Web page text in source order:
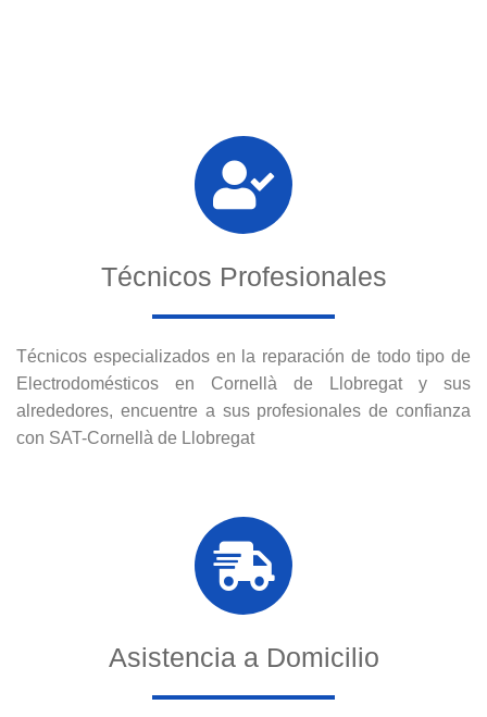
Técnicos Profesionales
Técnicos especializados en la reparación de todo tipo de
Electrodomésticos en Cornellà de Llobregat y sus
alrededores, encuentre a sus profesionales de confianza
con SAT-Cornellà de Llobregat
Asistencia a Domicilio